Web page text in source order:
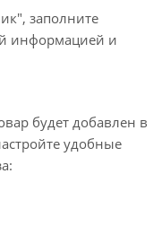
заполните
информацией и
будет добавлен в
удобные